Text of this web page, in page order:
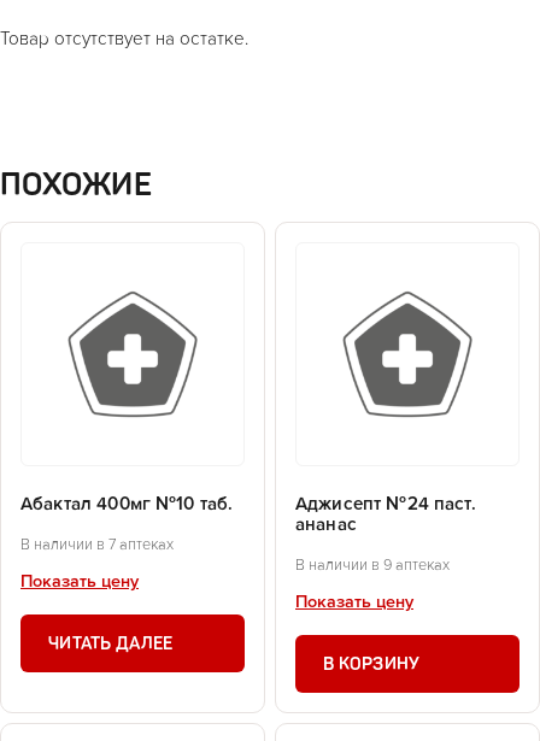
Товар отсутствует на остатке.
ПОХОЖИЕ
Абактал 400мг №10 таб.
В наличии в 7 аптеках
Показать цену
ЧИТАТЬ ДАЛЕЕ
Аджисепт №24 паст.
ананас
В наличии в 9 аптеках
Показать цену
В КОРЗИНУ